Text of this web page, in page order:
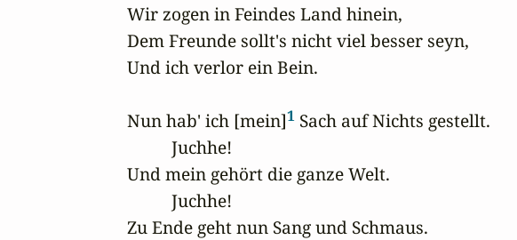
Wir zogen in Feindes Land hinein,
Dem Freunde sollt's nicht viel besser seyn,
Und ich verlor ein Bein.
Nun hab' ich [mein]1 Sach auf Nichts gestellt.
          Juchhe!
Und mein gehört die ganze Welt.
          Juchhe!
Zu Ende geht nun Sang und Schmaus.